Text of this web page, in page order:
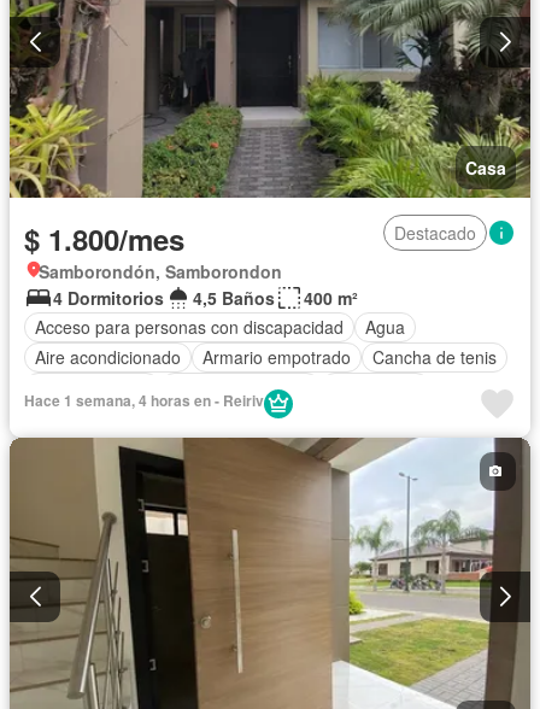
Casa
$ 1.800/mes
Destacado
Samborondón, Samborondon
4 Dormitorios
4,5 Baños
400 m²
Acceso para personas con discapacidad
Agua
Aire acondicionado
Armario empotrado
Cancha de tenis
Cuarto de servicio
Garita de guardianía
Patio
Seguridad
Hace 1 semana, 4 horas en - Reiriv